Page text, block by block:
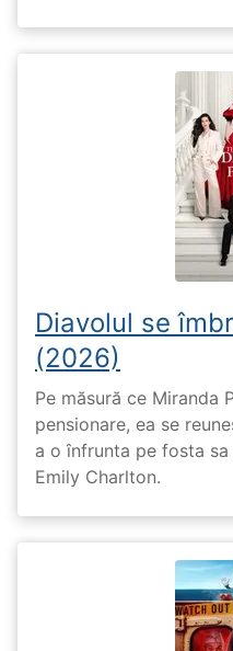
Diavolul se
(2026)
Pe măsură ce Miranda
pensionare, ea se
a o înfrunta pe fosta
Emily Charlton.